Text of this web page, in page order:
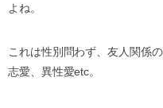
よね。
これは性別問わず、友人関係
志愛、異性愛etc。